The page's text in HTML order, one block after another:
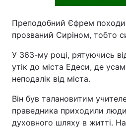
Преподобний Єфрем
прозваний Сиріном, тобто
У 363-му році, рятуючись
утік до міста Едеси, де
неподалік від міста.
Він був талановитим
праведника приходили
духовного шляху в житті.